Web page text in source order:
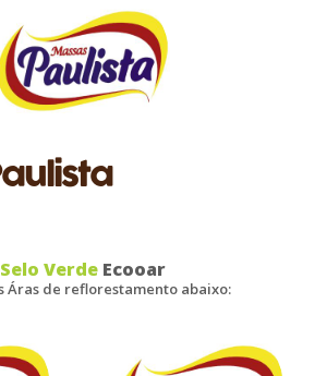
Selo Verde Ecooar
Áras de reflorestamento abaixo: